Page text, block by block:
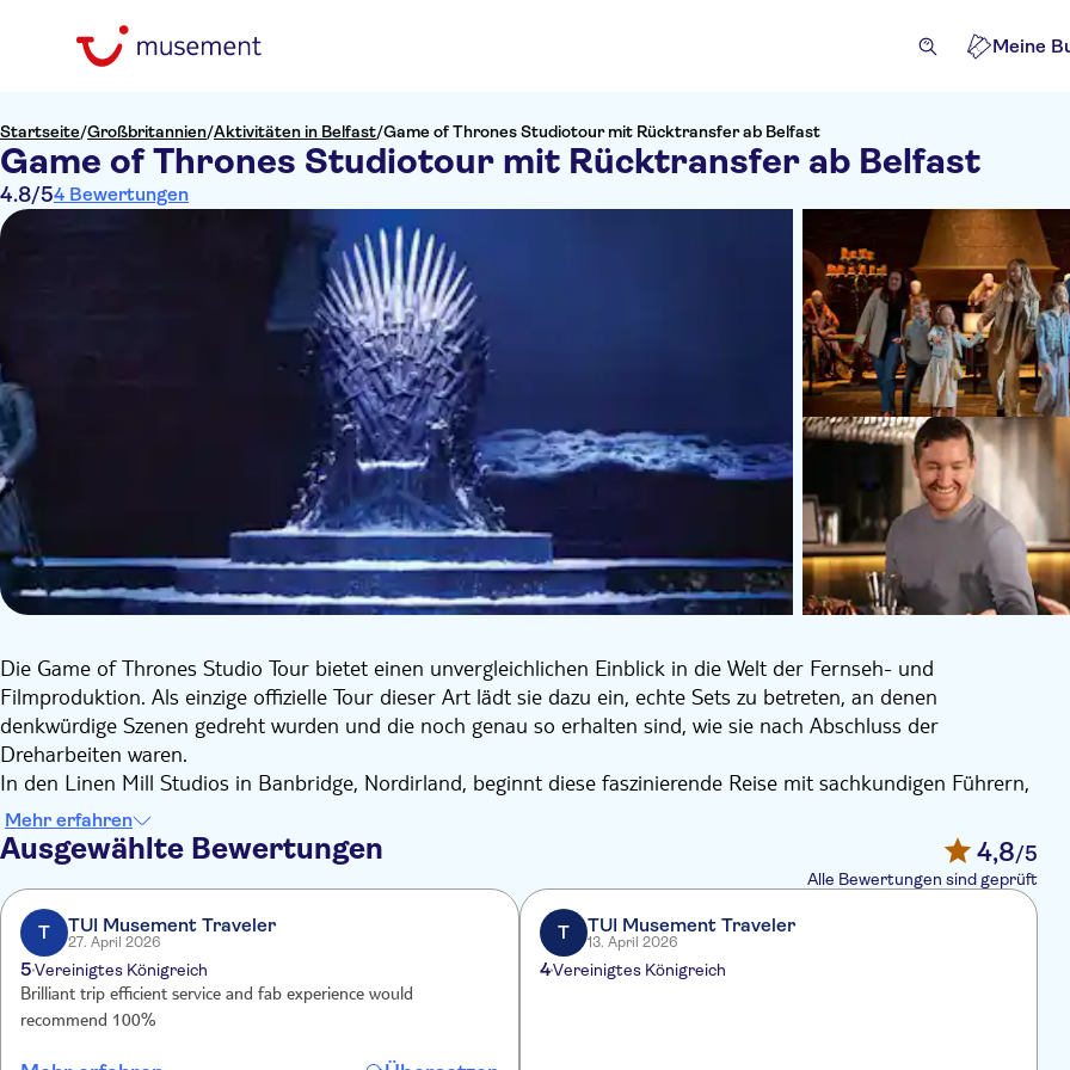
Meine
Startseite/Großbritannien/Aktivitäten in Belfast/Game of Thrones Studiotour mit Rücktransfer ab Belfast
Game of Thrones Studiotour mit Rücktransfer ab Belfast
4.8/54 Bewertungen
Die Game of Thrones Studio Tour bietet einen unvergleichlichen Einblick in die Welt der Fernseh- und
Filmproduktion. Als einzige offizielle Tour dieser Art lädt sie dazu ein, echte Sets zu betreten, an denen
denkwürdige Szenen gedreht wurden und die noch genau so erhalten sind, wie sie nach Abschluss der
Dreharbeiten waren.
In den Linen Mill Studios in Banbridge, Nordirland, beginnt diese faszinierende Reise mit sachkundigen Führern,
die Ihnen die Geheimnisse hinter den Kulissen verraten, wie die legendäre Serie zum Leben erweckt wurde. Sie
werden die große Halle von Winterfell, die Gemächer von Drachenstein und den Thronsaal von King's Landing
durchqueren. Entdecken Sie, wie Künstler für visuelle Effekte und Requisiteure die monumentalen Momente der
Serie gestaltet haben.
Erleben Sie die Originalkostüme beliebter Charaktere, von Cerseis königlichem Gewand bis zu den Pelzen der
Nachtwache. Entdecken Sie interaktive Ausstellungen, Konzeptkunst und Produktionsskizzen, die den Umfang
und die Details der Serie veranschaulichen. Machen Sie unvergessliche Fotos mit ikonischen Requisiten,
experimentieren Sie mit visuellen Effekten und sehen Sie sich Original-Storyboards und Drehbücher an.
Mehr erfahren
Ausgewählte Bewertungen 4,8/5
Alle Bewertungen sind geprüft
T TUI Musement Traveler
27. April 2026
5Vereinigtes Königreich
Brilliant trip efficient service and fab experience would
recommend 100%
T TUI Musement Traveler
13. April 2026
4Vereinigtes Königreich